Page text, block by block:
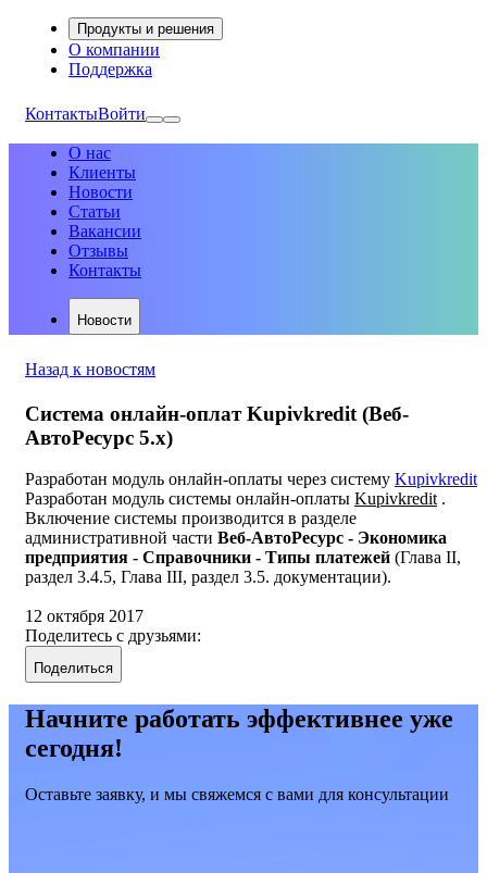
Продукты и решения
О компании
Поддержка
КонтактыВойти
О нас
Клиенты
Новости
Статьи
Вакансии
Отзывы
Контакты
Новости
Назад к новостям
Система онлайн-оплат Kupivkredit (Веб-
АвтоРесурс 5.х)
Разработан модуль онлайн-оплаты через систему Kupivkredit
Разработан модуль системы онлайн-оплаты Kupivkredit.
Включение системы производится в разделе
административной части Веб-АвтоРесурс - Экономика
предприятия - Справочники - Типы платежей (Глава II,
раздел 3.4.5, Глава III, раздел 3.5. документации).
12 октября 2017
Поделитесь с друзьями:
Поделиться
Начните работать эффективнее уже
сегодня!
Оставьте заявку, и мы свяжемся с вами для консультации